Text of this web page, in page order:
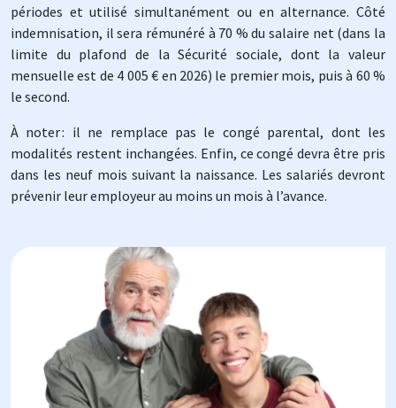
périodes et utilisé simultanément ou en alternance. Côté
indemnisation, il sera rémunéré à 70 % du salaire net (dans la
limite du plafond de la Sécurité sociale, dont la valeur
mensuelle est de 4 005 € en 2026) le premier mois, puis à 60 %
le second.
À noter : il ne remplace pas le congé parental, dont les
modalités restent inchangées. Enfin, ce congé devra être pris
dans les neuf mois suivant la naissance. Les salariés devront
prévenir leur employeur au moins un mois à l’avance.
Image